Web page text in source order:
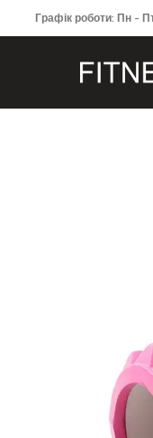
Графік роботи: Пн -